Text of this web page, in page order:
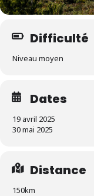
Difficulté
Niveau moyen
Dates
19 avril 2025
30 mai 2025
Distance
150km